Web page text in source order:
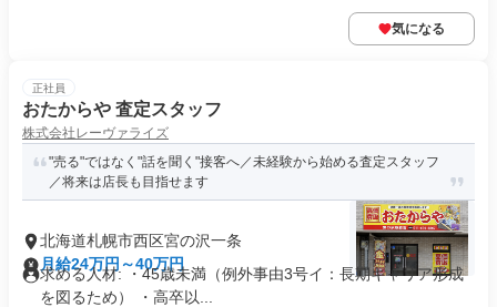
気になる
正社員
おたからや 査定スタッフ
株式会社レーヴァライズ
"売る"ではなく"話を聞く"接客へ／未経験から始める査定スタッフ
／将来は店長も目指せます
北海道札幌市西区宮の沢一条
月給24万円～40万円
求める人材: ・45歳未満（例外事由3号イ：長期キャリア形成
を図るため） ・高卒以...